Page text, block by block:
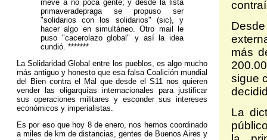
meve a no poca gente; y desde la lista
primaveradepraga se propuso ser
"solidarios con los solidarios" (sic), y
hacer algo en simultáneo. Otro mail le
puso "cacerolazo global" y así la idea
cundió. *******
La Solidaridad Global entre los pueblos, es algo mucho
más antiguo y honesto que esa falsa Coalición mundial
del Bien contra el Mal que desde el S11 nos quieren
vender las oligarquías internacionales para justificar
sus operaciones militares y esconder sus intereses
económicos y imperialistas.
Es por eso que hoy 8 de enero, nos hemos coordinado
a miles de km de distancias, gentes de Buenos Aires y
más
sigue
La